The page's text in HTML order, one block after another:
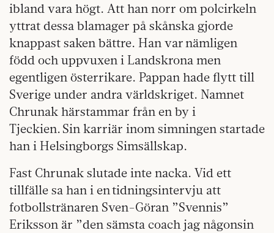
ibland vara högt. Att han norr om polcirkeln
yttrat dessa blamager på skånska gjorde
knappast saken bättre. Han var nämligen
född och uppvuxen i Landskrona men
egentligen österrikare. Pappan hade flytt till
Sverige under andra världskriget. Namnet
Chrunak härstammar från en by i
Tjeckien. Sin karriär inom simningen startade
han i Helsingborgs Simsällskap.
Fast Chrunak slutade inte nacka. Vid ett
tillfälle sa han i en tidningsintervju att
fotbollstränaren Sven-Göran ”Svennis”
Eriksson är ”den sämsta coach jag någonsin